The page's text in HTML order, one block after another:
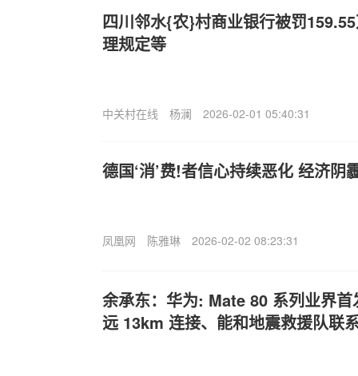
四川邻水{农}村商业银行被罚
理规定等
中关村在线 杨澜 2026-02-01 05:40:31
德国‘消’费!者信心持续恶化 经济阴
凤凰网 陈雅琳 2026-02-02 08:23:31
余承东：华为: Mate 80 系列业界
远 13km 连接、能和地震救援队联